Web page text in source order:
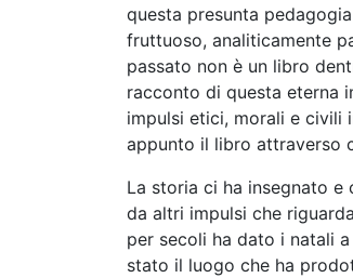
questa presunta
fruttuoso, analiticamente
passato non è un libro
racconto di questa eterna
impulsi etici, morali e civili
appunto il libro attraverso
La storia ci ha insegnato
da altri impulsi che
per secoli ha dato i natali
stato il luogo che ha